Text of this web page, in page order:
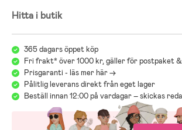
Hitta i butik
365 dagars öppet köp
Fri frakt* över 1000 kr, gäller för postpaket
Prisgaranti - läs mer här ->
Pålitlig leverans direkt från eget lager
Beställ innan 12:00 på vardagar – skickas